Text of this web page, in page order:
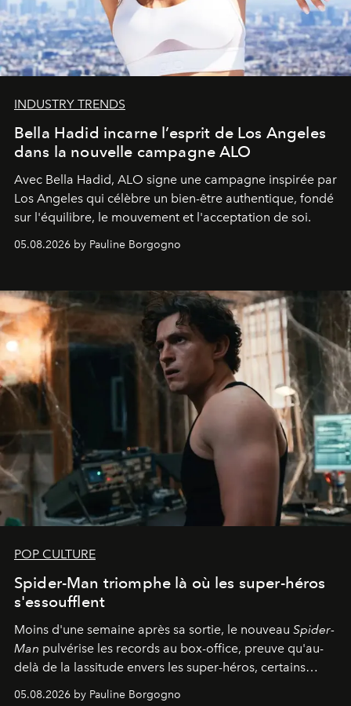
INDUSTRY TRENDS
Bella Hadid incarne l’esprit de Los Angeles
dans la nouvelle campagne ALO
Avec Bella Hadid, ALO signe une campagne inspirée par
Los Angeles qui célèbre un bien-être authentique, fondé
sur l'équilibre, le mouvement et l'acceptation de soi.
05.08.2026 by Pauline Borgogno
POP CULTURE
Spider-Man triomphe là où les super-héros
s'essoufflent
Moins d'une semaine après sa sortie, le nouveau Spider-
Man pulvérise les records au box-office, preuve qu'au-
delà de la lassitude envers les super-héros, certains
personnages continuent de susciter une ferveur intacte.
05.08.2026 by Pauline Borgogno